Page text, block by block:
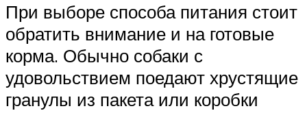
При выборе способа питания стоит
обратить внимание и на готовые
корма. Обычно собаки с
удовольствием поедают хрустящие
гранулы из пакета или коробки